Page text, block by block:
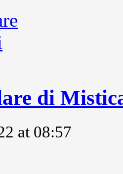
di
at 08:57